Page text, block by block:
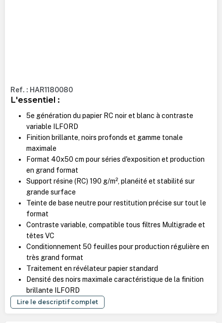
Ref. : HAR1180080
L'essentiel :
5e génération du papier RC noir et blanc à contraste
variable ILFORD
Finition brillante, noirs profonds et gamme tonale
maximale
Format 40x50 cm pour séries d'exposition et production
en grand format
Support résine (RC) 190 g/m², planéité et stabilité sur
grande surface
Teinte de base neutre pour restitution précise sur tout le
format
Contraste variable, compatible tous filtres Multigrade et
têtes VC
Conditionnement 50 feuilles pour production régulière en
très grand format
Traitement en révélateur papier standard
Densité des noirs maximale caractéristique de la finition
brillante ILFORD
Lire le descriptif complet